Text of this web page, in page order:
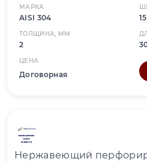
МАРКА
AISI 304
ТОЛЩИНА, ММ
2
ЦЕНА
Договорная
Нержавеющий